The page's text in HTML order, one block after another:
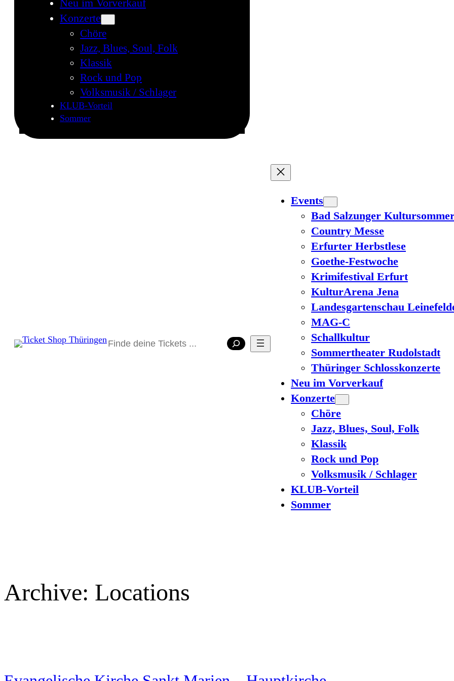
Neu im Vorverkauf
Konzerte
Chöre
Jazz, Blues, Soul, Folk
Klassik
Rock und Pop
Volksmusik / Schlager
KLUB-Vorteil
Sommer
Suchen
Events
Bad Salzunger
Country Messe
Erfurter Herbstlese
Goethe-Festwoche
Krimifestival Erfurt
KulturArena Jena
Landesgartenschau
MAG-C
Schallkultur
Sommertheater Rudolstadt
Thüringer Schlosskonzerte
Neu im Vorverkauf
Konzerte
Chöre
Jazz, Blues, Soul, Folk
Klassik
Rock und Pop
Volksmusik / Schlager
KLUB-Vorteil
Sommer
Archive: Locations